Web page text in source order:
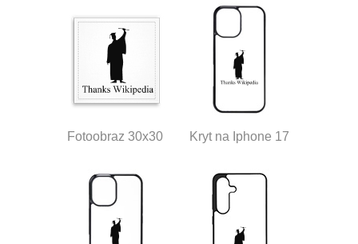
Fotoobraz 30x30 Kryt na Iphone 17